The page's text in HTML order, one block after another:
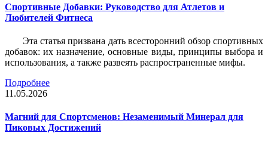
Спортивные Добавки: Руководство для Атлетов и
Любителей Фитнеса
Эта статья призвана дать всесторонний обзор спортивных
добавок: их назначение, основные виды, принципы выбора и
использования, а также развеять распространенные мифы.
Подробнее
11.05.2026
Магний для Спортсменов: Незаменимый Минерал для
Пиковых Достижений